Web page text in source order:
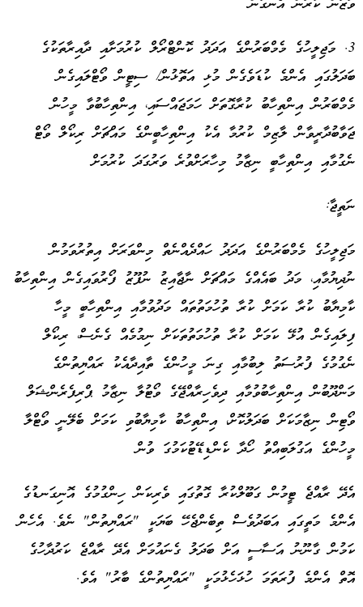
ވަޒަން ކުރަން އެނގުން
3. މަޖިލީހުގެ މެމްބަރުންގެ އަދަދު ކޮންޓްރޯލް ކުރުމަށާއި ދާއިރާތަކުގެ
ބަދަލުގައި އެންމެ ކުޑަވެގެން މުޅި އަތޮޅުން/ ސިޓީން ވޯޓްލައިގެން
މެމްބަރުން އިންތިހާބު ކުރާގޮތަށް ހަމަޖައްސައި، އިންތިހާބުވާ މީހުން
ޖަވާބުދާރީވާން ލާޒިމް ކުރުމާ އެކު އިންތިހާބީންގެ މައްޗަށް ރިކޯލް ވޯޓް
ނެގުމާއި އިންތިހާބީ ނިޒާމު މިހާރަށްވުރެ ވަރުގަދަ ކުރުމަށް
ނަތީޖާ:
މަޖިލީހުގެ މެމްބަރުންގެ އަދަދު ހައްދެއްނެތް މިންވަރަށް އިތުރުވަމުން
ނުދިޔުމާއި، މަދު ބައެއްގެ މައްޗަށް ނާޖާއިޒު ނުފޫޒު ފޯރުވައިގެން އިންތިހާބު
ކާމިޔާބު ކުރާ ކަމަށް ކުރާ ތުހުމަތުތައް މަދުވުމާއި އިންތިހާބީ މީހާ
ފިލައިގެން އުޅޭ ކަމަށް ކުރާ ތުހުމަތުތަކަށް ނިމުމެއް ގެނެސް، ރިކޯލް
ނެގުމުގެ ފުރުސަތު ލިބުމާއި ގިނަ މީހުންގެ ތާއިދާއެކު ރައްޔިތުންގެ
މަންދޫބުން އިންތިހާބުވުމާއި ދިވެހިރާއްޖޭގެ ވޯޓުލާ ނިޒާމު ޕްރިފެރެންޝަލް
ވޯޓިން ނިޒާމަކަށް ބަދަލުކޮށް، އިންތިހާބު ކާމިޔާބުވި ކަމަށް ބެލޭނީ ވޯޓްލާ
މީހުންގެ އަގުލަބިއްތު ހޯދާ ކެންޑިޑޭޓުކަމުގަ ވުން
އެދޭ ރާއްޖެ ޓީމުން ގަބޫލްކުރާ ގޮތުގައި ވެރިކަން ހިންގުމުގެ އޮނިގަނޑުގެ
އެންމެ މަތީގައި އަބަދުވެސް ތިބެންޖެހޭ ބަޔަކީ "ރައްޔިތުން" ނެވެ. އެހެން
ކަމުން ގާނޫނު އަސާސީ އަށް ބަދަލު ގެނައުމަށް އެދޭ ރާއްޖެ ކަރުދާހުގެ
އޮތް އެންމެ ފުރަތަމަ ހުޅަހެޅުމަކީ "ރައްޔިތުންގެ ބާރު" އެވެ.